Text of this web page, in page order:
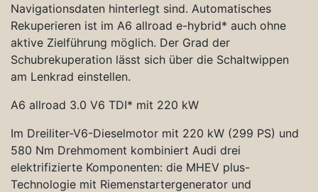
Navigationsdaten hinterlegt sind. Automatisches
Rekuperieren ist im A6 allroad e-hybrid* auch ohne
aktive Zielführung möglich. Der Grad der
Schubrekuperation lässt sich über die Schaltwippen
am Lenkrad einstellen.
A6 allroad 3.0 V6 TDI* mit 220 kW
Im Dreiliter-V6-Dieselmotor mit 220 kW (299 PS) und
580 Nm Drehmoment kombiniert Audi drei
elektrifizierte Komponenten: die MHEV plus-
Technologie mit Riemenstartergenerator und